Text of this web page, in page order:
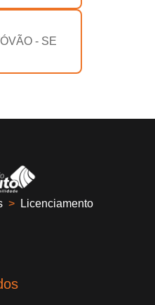
- SE
>
Licenciamento